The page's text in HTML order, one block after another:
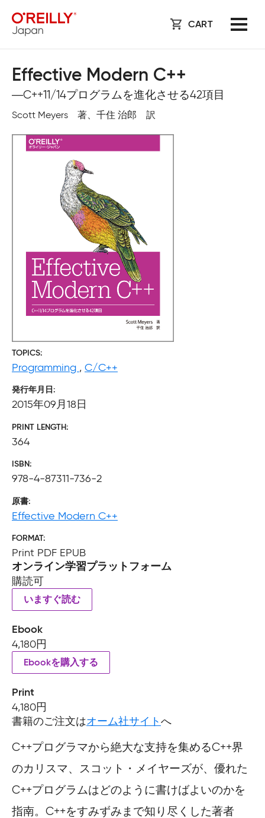
CART
Effective Modern C++
―C++11/14プログラムを進化させる42項目
Scott Meyers 著、千住 治郎 訳
TOPICS
Programming , C/C++
発行年月日
2015年09月18日
PRINT LENGTH
364
ISBN
978-4-87311-736-2
原書
Effective Modern C++
FORMAT
Print PDF EPUB
オンライン学習プラットフォーム
購読可
いますぐ読む
Ebook
4,180円
Ebookを購入する
Print
4,180円
書籍のご注文はオーム社サイトへ
C++プログラマから絶大な支持を集めるC++界
のカリスマ、スコット・メイヤーズが、優れた
C++プログラムはどのように書けばよいのかを
指南。C++をすみずみまで知り尽くした著者